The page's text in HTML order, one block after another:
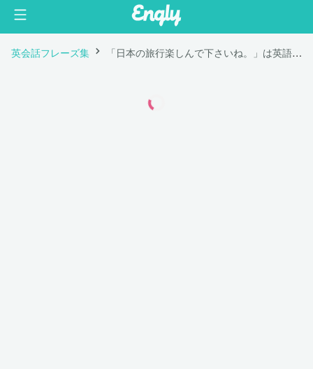
英会話フレーズ集 「日本の旅行楽しんで下さいね。」は英語で "Enjoy the rest of your trip!"